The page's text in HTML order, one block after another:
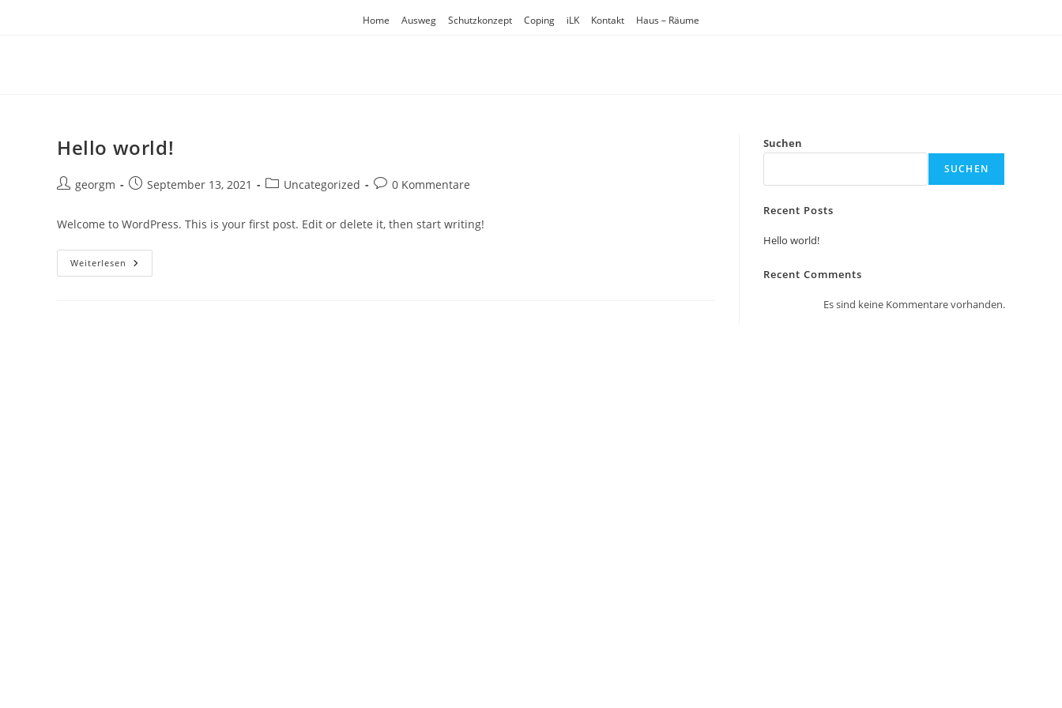
Home Ausweg Schutzkonzept Coping iLK Kontakt Haus – Räume
Hello world!
Beitrags-
georgm
BeitragSeptember 13, 2021
Beitrags-
Uncategorized
Beitrags-
0 Kommentare
Welcome to WordPress. This is your first post. Edit or delete it, then start writing!
Weiterlesen Hello
World!
Suchen
SUCHEN
Recent Posts
Hello world!
Recent Comments
Es sind keine Kommentare vorhanden.